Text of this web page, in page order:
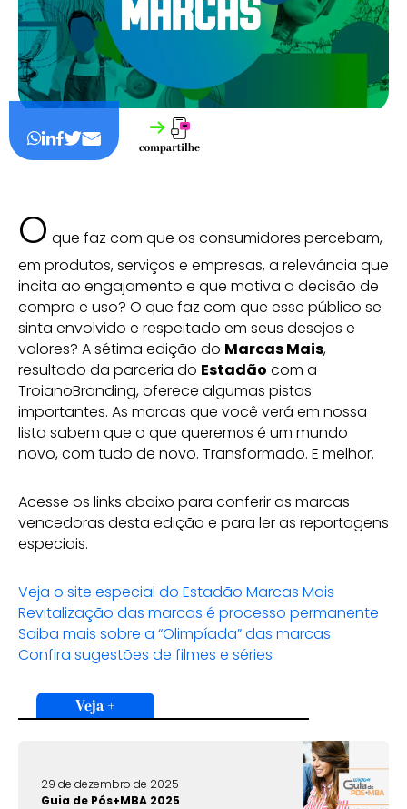
O que faz com que os consumidores percebam,
em produtos, serviços e empresas, a relevância que
incita ao engajamento e que motiva a decisão de
compra e uso? O que faz com que esse público se
sinta envolvido e respeitado em seus desejos e
valores? A sétima edição do Marcas Mais,
resultado da parceria do Estadão com a
TroianoBranding, oferece algumas pistas
importantes. As marcas que você verá em nossa
lista sabem que o que queremos é um mundo
novo, com tudo de novo. Transformado. E melhor.
Acesse os links abaixo para conferir as marcas
vencedoras desta edição e para ler as reportagens
especiais.
Veja o site especial do Estadão Marcas Mais
Revitalização das marcas é processo permanente
Saiba mais sobre a “Olimpíada” das marcas
Confira sugestões de filmes e séries
Veja +
29 de dezembro de 2025
Guia de Pós+MBA 2025